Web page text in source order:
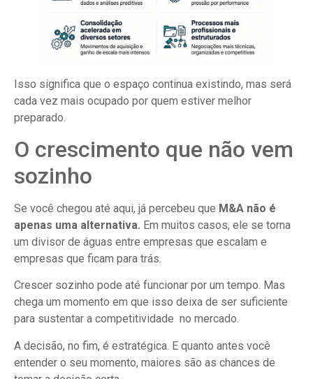
Isso significa que o espaço continua existindo, mas será
cada vez mais ocupado por quem estiver melhor
preparado.
O crescimento que não vem
sozinho
Se você chegou até aqui, já percebeu que M&A não é
apenas uma alternativa. Em muitos casos, ele se torna
um divisor de águas entre empresas que escalam e
empresas que ficam para trás.
Crescer sozinho pode até funcionar por um tempo. Mas
chega um momento em que isso deixa de ser suficiente
para sustentar a competitividade no mercado.
A decisão, no fim, é estratégica. E quanto antes você
entender o seu momento, maiores são as chances de